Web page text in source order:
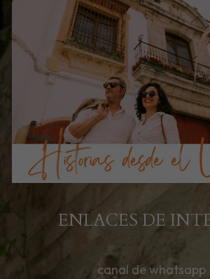
ENLACES DE
canal de whatsapp